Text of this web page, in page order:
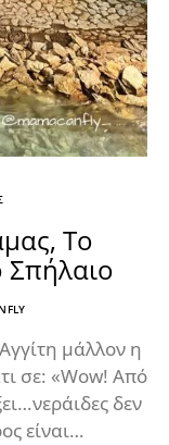
Το
Σπήλαιο
μάλλον η
σε: «Wow! Από
δεν
είναι…